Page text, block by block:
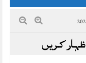
کریں